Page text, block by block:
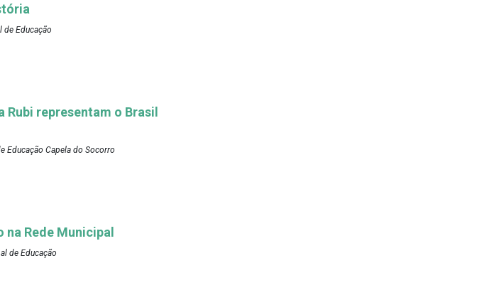
Educação
representam o Brasil
Educação Capela do Socorro
Rede Municipal
de Educação